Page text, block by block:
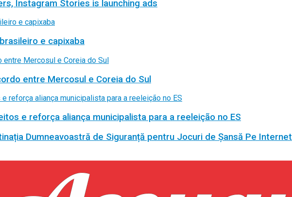
Instagram Stories is launching ads
e capixaba
entre Mercosul e Coreia do Sul
e reforça aliança municipalista para a reeleição no ES
Dumneavoastră de Siguranță pentru Jocuri de Șansă Pe Internet